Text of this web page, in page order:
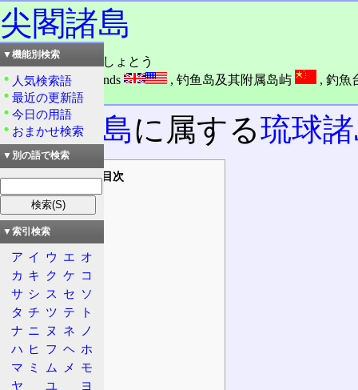
尖閣諸島
読み：せんかく・しょとう
外語：Senkaku Islands , 钓鱼岛及其附属岛屿 , 釣魚
品詞：その他地名
南西諸島に属する琉球
目次
概要
状況
構成
隣接する列島
歴史
沿革
領有まで
石油埋蔵発覚
特徴
▼機能別検索
人気検索語
最近の更新語
今日の用語
おまかせ検索
▼別の語で検索
▼索引検索
ア イ ウ エ オ
カ キ ク ケ コ
サ シ ス セ ソ
タ チ ツ テ
ト
ナ ニ ヌ ネ
ノ
ハ ヒ フ ヘ ホ
マ ミ ム メ
モ
ヤ
ユ
ヨ